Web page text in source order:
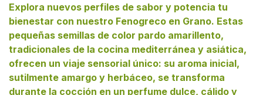
Explora nuevos perfiles de sabor y potencia tu
bienestar con nuestro Fenogreco en Grano. Estas
pequeñas semillas de color pardo amarillento,
tradicionales de la cocina mediterránea y asiática,
ofrecen un viaje sensorial único: su aroma inicial,
sutilmente amargo y herbáceo, se transforma
durante la cocción en un perfume dulce, cálido y